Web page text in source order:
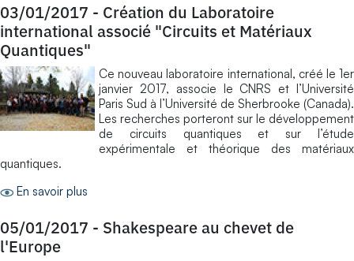
03/01/2017 - Création du Laboratoire
international associé "Circuits et Matériaux
Quantiques"
Ce nouveau laboratoire international, créé le 1er
janvier 2017, associe le CNRS et l’Université
Paris Sud à l’Université de Sherbrooke (Canada).
Les recherches porteront sur le développement
de circuits quantiques et sur l’étude
expérimentale et théorique des matériaux
quantiques.
En savoir plus
05/01/2017 - Shakespeare au chevet de
l'Europe